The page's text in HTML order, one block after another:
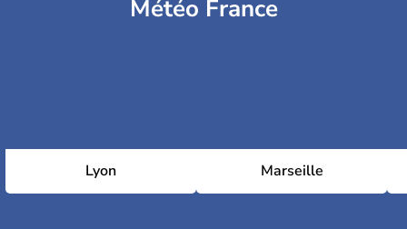
Météo France
Lyon Marseille